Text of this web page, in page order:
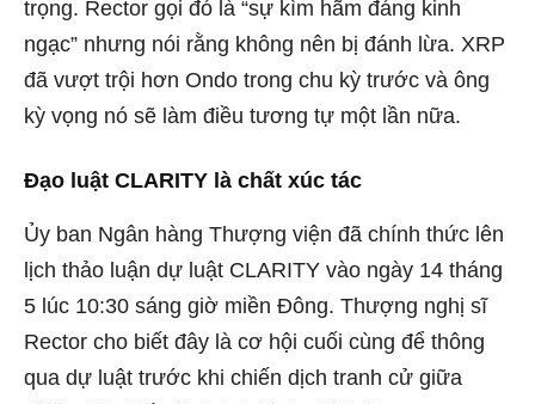
trọng. Rector gọi đó là “sự kìm hãm đáng kinh
ngạc” nhưng nói rằng không nên bị đánh lừa. XRP
đã vượt trội hơn Ondo trong chu kỳ trước và ông
kỳ vọng nó sẽ làm điều tương tự một lần nữa.
Đạo luật CLARITY là chất xúc tác
Ủy ban Ngân hàng Thượng viện đã chính thức lên
lịch thảo luận dự luật CLARITY vào ngày 14 tháng
5 lúc 10:30 sáng giờ miền Đông. Thượng nghị sĩ
Rector cho biết đây là cơ hội cuối cùng để thông
qua dự luật trước khi chiến dịch tranh cử giữa